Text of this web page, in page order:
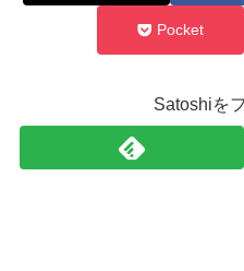
Pocket
Satoshiを